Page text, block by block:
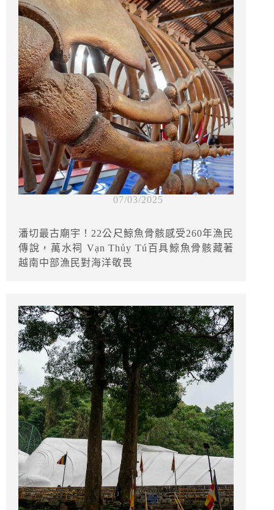
07/03/2025
潘切最古廟宇！22公尺鯨魚骨骸感受260年漁民
傳說，萬水祠 Vạn Thủy Tú百具鯨魚骨骸藏著
越南中部漁民對海洋敬畏